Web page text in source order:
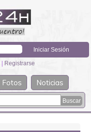
| Registrarse
Fotos
Noticias